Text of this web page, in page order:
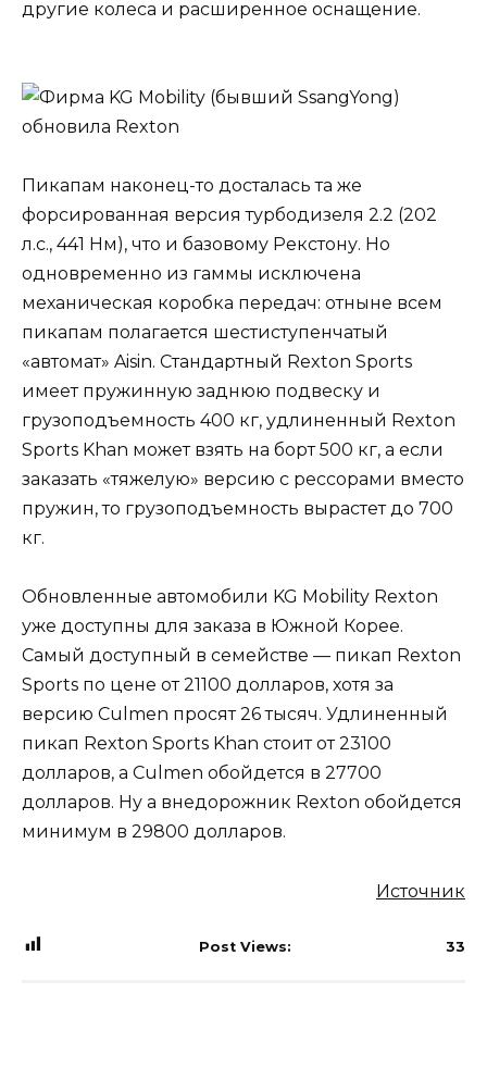
другие колеса и расширенное оснащение.
Пикапам наконец-то досталась та же
форсированная версия турбодизеля 2.2 (202
л.с., 441 Нм), что и базовому Рекстону. Но
одновременно из гаммы исключена
механическая коробка передач: отныне всем
пикапам полагается шестиступенчатый
«автомат» Aisin. Стандартный Rexton Sports
имеет пружинную заднюю подвеску и
грузоподъемность 400 кг, удлиненный Rexton
Sports Khan может взять на борт 500 кг, а если
заказать «тяжелую» версию с рессорами вместо
пружин, то грузоподъемность вырастет до 700
кг.
Обновленные автомобили KG Mobility Rexton
уже доступны для заказа в Южной Корее.
Самый доступный в семействе — пикап Rexton
Sports по цене от 21100 долларов, хотя за
версию Culmen просят 26 тысяч. Удлиненный
пикап Rexton Sports Khan стоит от 23100
долларов, а Culmen обойдется в 27700
долларов. Ну а внедорожник Rexton обойдется
минимум в 29800 долларов.
Источник
Post Views: 33